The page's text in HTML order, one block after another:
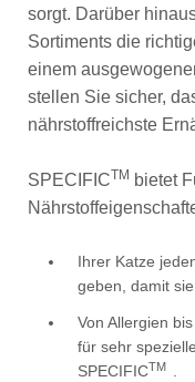
sorgt. Darüber
Sortiments die
einem
stellen Sie sicher,
nährstoffreichste
SPECIFICTM bietet
Ihrer Katze
geben, damit
Von Allergien
für sehr
SPECIFICTM